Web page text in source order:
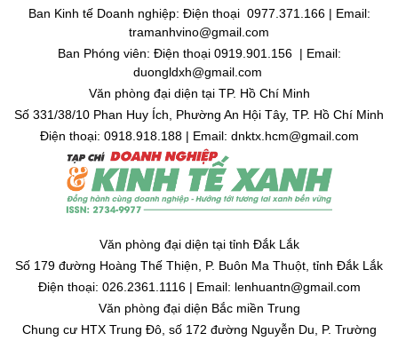
Ban Kinh tế Doanh nghiệp: Điện thoại 0977.371.166 | Email:
tramanhvino@gmail.com
Ban Phóng viên: Điện thoại 0919.901.156 | Email:
duongldxh@gmail.com
Văn phòng đại diện tại TP. Hồ Chí Minh
Số 331/38/10 Phan Huy Ích, Phường An Hội Tây, TP. Hồ Chí Minh
Điện thoại: 0918.918.188 | Email: dnktx.hcm@gmail.com
Văn phòng đại diện tại tỉnh Đắk Lắk
Số 179 đường Hoàng Thế Thiện, P. Buôn Ma Thuột, tỉnh Đắk Lắk
Điện thoại: 026.2361.1116 | Email: lenhuantn@gmail.com
Văn phòng đại diện Bắc miền Trung
Chung cư HTX Trung Đô, số 172 đường Nguyễn Du, P. Trường